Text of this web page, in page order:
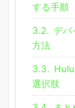
する手順
3.2. デバ
方法
3.3.
選択肢